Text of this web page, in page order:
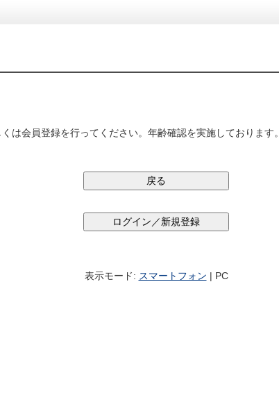
は会員登録を行ってください。年齢確認を実施しております。
表示モード: スマートフォン | PC